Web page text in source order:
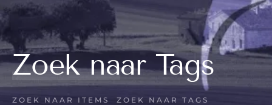
Zoek naar Tags
ZOEK NAAR ITEMS ZOEK NAAR TAGS